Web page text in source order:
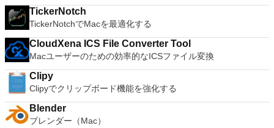
提供されます。 Opera for Macには、ダウンロードマネージャ
ーと、トレースを残さずにナビゲートできるプライベートブラ
ウジングモードも含まれています。 Opera for Macでは、拡張
機能の配列をインストールすることもできるので、必要に応じ
てブラウザーをカスタマイズできます。カタログは一般的なブ
ラウザよりもかなり小さくなっていますが、Adblock Plus、
Feedly、Pinterestのバージョンがあります。 Opera for Mac
は、最新のWebに最適なブラウザです。ユーザー数の点で
あります。ただし、最先端の技術で最新のものであり、ブラウ
ザ戦争の強力な競争相手であり続けています。 全体として、
TickerNotch
TickerNotchでMacを最適化する
CloudXena ICS File Converter Tool
Macユーザーのための効率的なICSファイル変換
Clipy
Clipyでクリップボード機能を強化する
Blender
ブレンダー（Mac）